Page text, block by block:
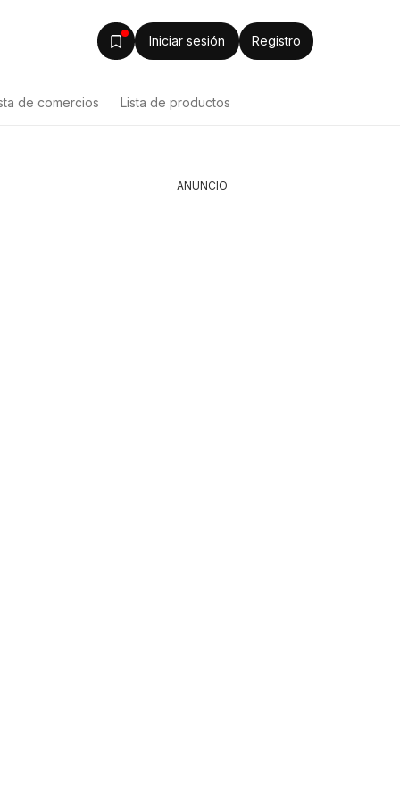
Iniciar sesión Registro
de comercios Lista de productos
ANUNCIO